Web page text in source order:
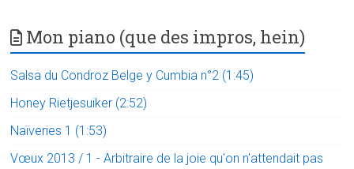
Mon piano (que des impros, hein)
Salsa du Condroz Belge y Cumbia n°2 (1:45)
Honey Rietjesuiker (2:52)
Naïveries 1 (1:53)
Vœux 2013 / 1 - Arbitraire de la joie qu'on n'attendait pas